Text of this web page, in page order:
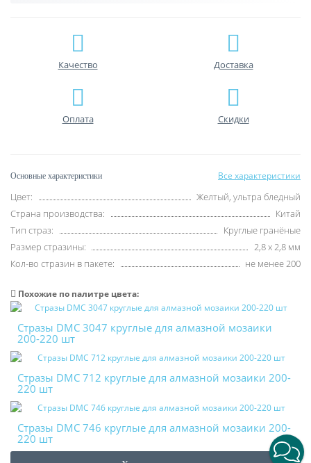
Качество Доставка
Оплата Скидки
Основные характеристики Все характеристики
Цвет:
Желтый, ультра бледный
Страна производства:
Китай
Тип страз:
Круглые гранёные
Размер стразины:
2,8 х 2,8 мм
Кол-во стразин в пакете:
не менее 200
Похожие по палитре цвета:
Стразы DMC 3047 круглые для алмазной мозаики
200-220 шт
Стразы DMC 712 круглые для алмазной мозаики 200-
220 шт
Стразы DMC 746 круглые для алмазной мозаики 200-
220 шт